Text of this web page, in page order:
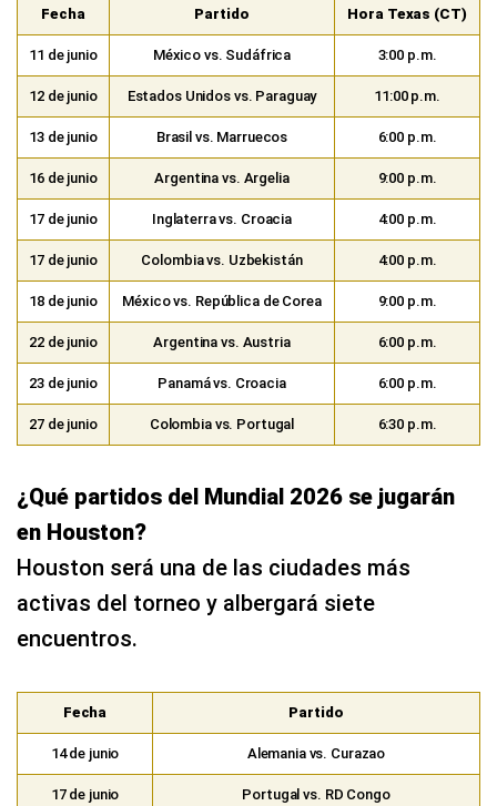
Fecha Partido Hora Texas (CT)
11 de junio México vs. Sudáfrica 3:00 p.m.
12 de junio Estados Unidos vs. Paraguay 11:00 p.m.
13 de junio Brasil vs. Marruecos 6:00 p.m.
16 de junio Argentina vs. Argelia 9:00 p.m.
17 de junio Inglaterra vs. Croacia 4:00 p.m.
17 de junio Colombia vs. Uzbekistán 4:00 p.m.
18 de junio México vs. República de Corea 9:00 p.m.
22 de junio Argentina vs. Austria 6:00 p.m.
23 de junio Panamá vs. Croacia 6:00 p.m.
27 de junio Colombia vs. Portugal 6:30 p.m.
¿Qué partidos del Mundial 2026 se jugarán
en Houston?
Houston será una de las ciudades más
activas del torneo y albergará siete
encuentros.
Fecha Partido
14 de junio Alemania vs. Curazao
17 de junio Portugal vs. RD Congo